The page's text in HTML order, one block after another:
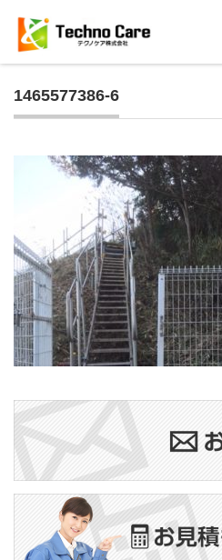
1465577386-6